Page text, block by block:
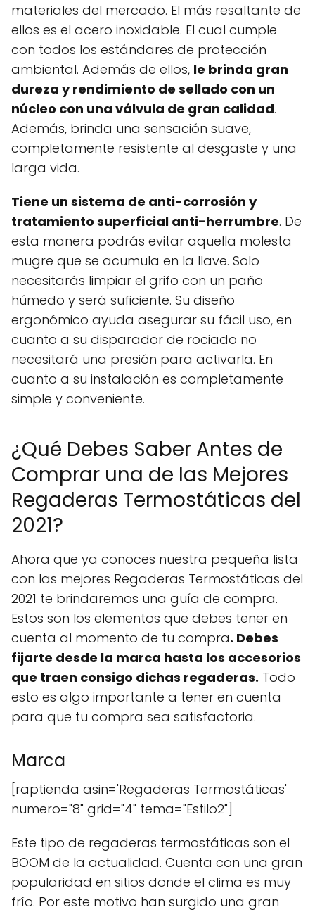
materiales del mercado. El más resaltante de
ellos es el acero inoxidable. El cual cumple
con todos los estándares de protección
ambiental. Además de ellos, le brinda gran
dureza y rendimiento de sellado con un
núcleo con una válvula de gran calidad.
Además, brinda una sensación suave,
completamente resistente al desgaste y una
larga vida.
Tiene un sistema de anti-corrosión y
tratamiento superficial anti-herrumbre. De
esta manera podrás evitar aquella molesta
mugre que se acumula en la llave. Solo
necesitarás limpiar el grifo con un paño
húmedo y será suficiente. Su diseño
ergonómico ayuda asegurar su fácil uso, en
cuanto a su disparador de rociado no
necesitará una presión para activarla. En
cuanto a su instalación es completamente
simple y conveniente.
¿Qué Debes Saber Antes de
Comprar una de las Mejores
Regaderas Termostáticas del
2021?
Ahora que ya conoces nuestra pequeña lista
con las mejores Regaderas Termostáticas del
2021 te brindaremos una guía de compra.
Estos son los elementos que debes tener en
cuenta al momento de tu compra. Debes
fijarte desde la marca hasta los accesorios
que traen consigo dichas regaderas. Todo
esto es algo importante a tener en cuenta
para que tu compra sea satisfactoria.
Marca
[raptienda asin='Regaderas Termostáticas'
numero="8" grid="4" tema="Estilo2"]
Este tipo de regaderas termostáticas son el
BOOM de la actualidad. Cuenta con una gran
popularidad en sitios donde el clima es muy
frío. Por este motivo han surgido una gran